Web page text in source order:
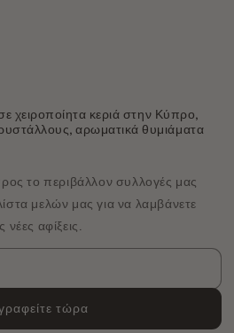
χειροποίητα κεριά στην Κύπρο,
αρωματικά θυμιάματα
το περιβάλλον συλλογές μας
μελών μας για να λαμβάνετε
αφίξεις.
τώρα